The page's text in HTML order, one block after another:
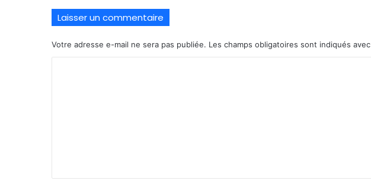
Laisser un commentaire
Votre adresse e-mail ne sera pas publiée. Les champs obligatoires sont indiqués avec